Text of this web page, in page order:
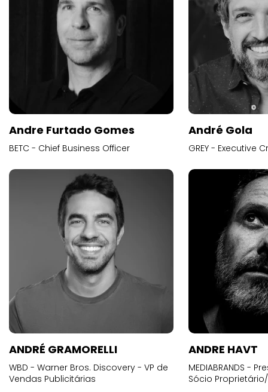
Andre Furtado Gomes
BETC - Chief Business Officer
André Gola
GREY - Executive
ANDRÉ GRAMORELLI
WBD - Warner Bros. Discovery - VP de
Vendas Publicitárias
ANDRE HAVT
MEDIABRANDS -
Sócio